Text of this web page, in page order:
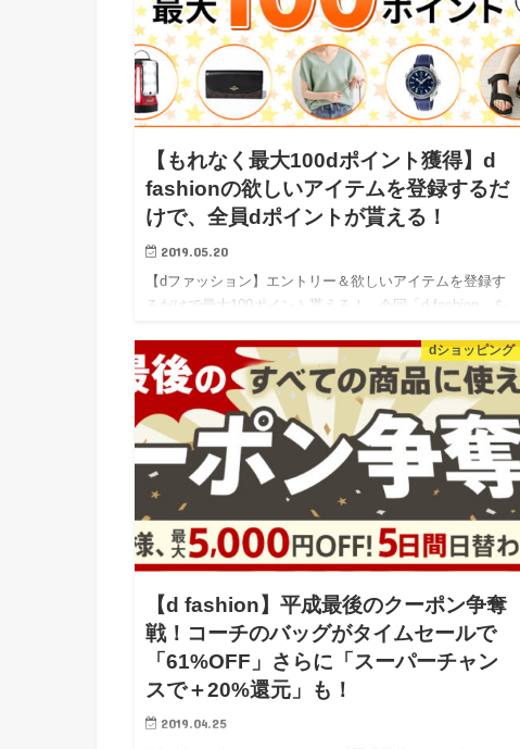
【もれなく最大100dポイント獲得】d
fashionの欲しいアイテムを登録するだ
けで、全員dポイントが貰える！
2019.05.20
【dファッション】エントリー＆欲しいアイテムを登録す
るだけで最大100ポイント貰える！ 今回「d fashion」を
でご紹介します。 まずは、…
dショッピング
【d fashion】平成最後のクーポン争奪
戦！コーチのバッグがタイムセールで
「61%OFF」さらに「スーパーチャン
スで＋20%還元」も！
2019.04.25